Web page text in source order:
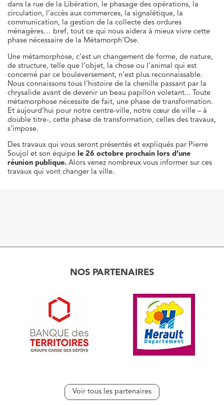
dans la rue de la Libération, le phasage des opérations, la
circulation, l’accès aux commerces, la signalétique, la
communication, la gestion de la collecte des ordures
ménagères… bref, tout ce qui nous aidera à mieux vivre cette
phase nécessaire de la Métamorph’Ose.
Une métamorphose, c’est un changement de forme, de nature,
de structure, telle que l’objet, la chose ou l’animal qui est
concerné par ce bouleversement, n’est plus reconnaissable.
Nous connaissons tous l’histoire de la chenille passant par la
chrysalide avant de devenir un beau papillon voletant... Toute
métamorphose nécessite de fait, une phase de transformation.
Et aujourd’hui pour notre centre-ville, notre cœur de ville – à
double titre-, cette phase de transformation, celles des travaux,
s’impose.
Des travaux qui vous seront présentés et expliqués par Pierre
Soujol et son équipe le 26 octobre prochain lors d’une
réunion publique. Alors venez nombreux vous informer sur ces
travaux qui vont changer la ville.
NOS PARTENAIRES
Voir tous les partenaires